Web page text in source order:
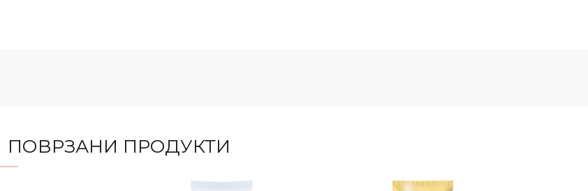
ПОВРЗАНИ ПРОДУКТИ